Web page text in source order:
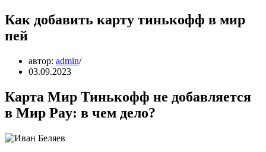
Как добавить карту тинькофф в мир
пей
автор: admin
03.09.2023
Карта Мир Тинькофф не добавляется
в Мир Pay: в чем дело?